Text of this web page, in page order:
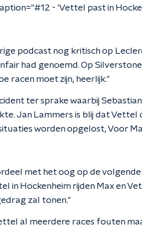
- 'Vettel past in
podcast nog kritisch op
had genoemd. Op
racen moet zijn, heerlijk."
ter sprake waarbij
Jan Lammers is blij dat Vettel
worden opgelost, Voor
met het oog op de
in Hockenheim rijden Max en
zal tonen."
al meerdere races fouten